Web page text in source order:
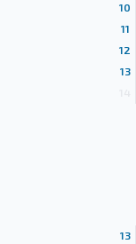
10
11
12
13
13